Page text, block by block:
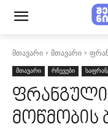
მთავარი მთავარი
მთავარი რჩევები
მოწმობის